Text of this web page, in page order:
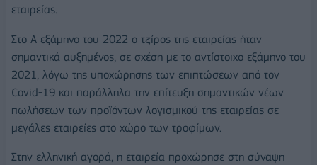
εταιρείας.
Στο Α εξάμηνο του 2022 ο τζίρος της εταιρείας ήταν
σημαντικά αυξημένος, σε σχέση με το αντίστοιχο εξάμηνο του
2021, λόγω της υποχώρησης των επιπτώσεων από τον
Covid-19 και παράλληλα την επίτευξη σημαντικών νέων
πωλήσεων των προϊόντων λογισμικού της εταιρείας σε
μεγάλες εταιρείες στο χώρο των τροφίμων.
Στην ελληνική αγορά, η εταιρεία προχώρησε στη σύναψη